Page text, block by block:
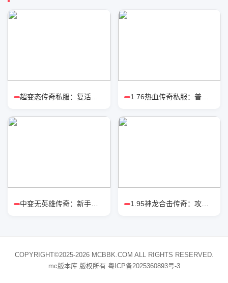
1.76热血传奇私服：普通玩家高效打
1.95神龙合击传奇：攻城战狂战流派
COPYRIGHT©2025-2026 MCBBK.COM ALL RIGHTS RESERVED.
mc版本库 版权所有 粤ICP备2025360893号-3